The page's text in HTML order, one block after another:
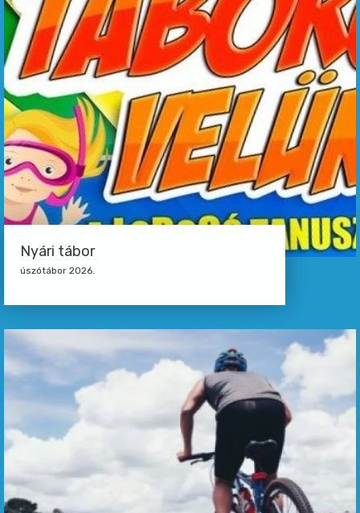
Nyári tábor
úszótábor 2026.